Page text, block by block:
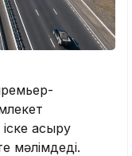
асыру
мәлімдеді.